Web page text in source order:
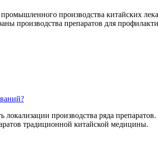
производства китайских
производства препаратов для
производства ряда
традиционной китайской медицины.